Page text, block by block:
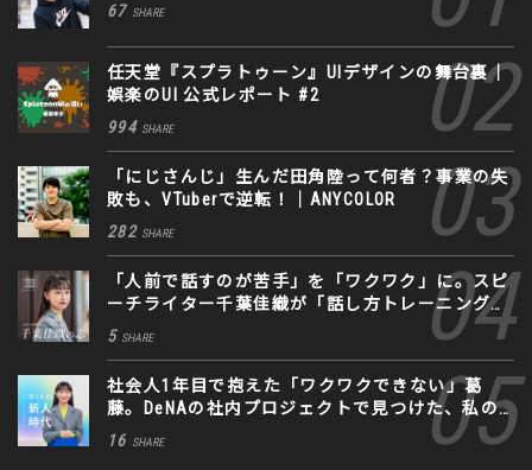
67 SHARE
任天堂『スプラトゥーン』UIデザインの舞台裏｜
娯楽のUI 公式レポート #2
994 SHARE
「にじさんじ」生んだ田角陸って何者？事業の失
敗も、VTuberで逆転！｜ANYCOLOR
282 SHARE
「人前で話すのが苦手」を「ワクワク」に。スピ
ーチライター千葉佳織が「話し方トレーニング」
に込めた思い
5 SHARE
社会人1年目で抱えた「ワクワクできない」葛
藤。DeNAの社内プロジェクトで見つけた、私の
生きる道
16 SHARE